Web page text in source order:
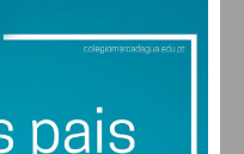
clear sky
59% humidade